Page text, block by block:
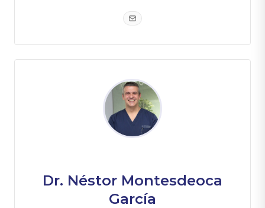
Dr. Néstor Montesdeoca
García